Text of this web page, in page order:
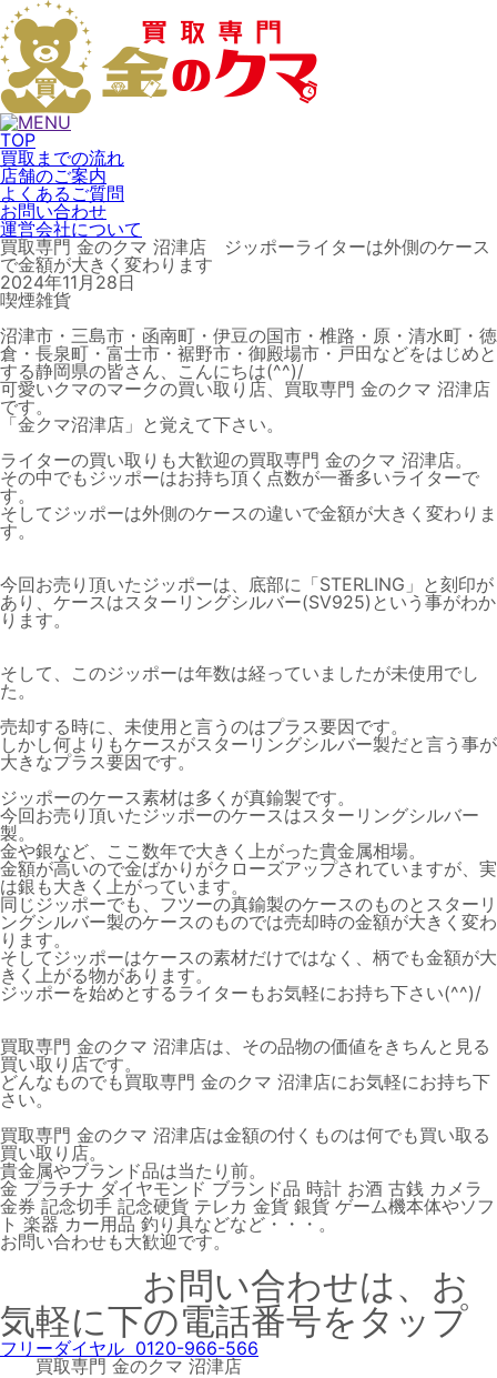
TOP
買取までの流れ
店舗のご案内
よくあるご質問
お問い合わせ
運営会社について
買取専門 金のクマ 沼津店 ジッポーライターは外側のケース
で金額が大きく変わります
2024年11月28日
喫煙雑貨
沼津市・三島市・函南町・伊豆の国市・椎路・原・清水町・徳
倉・長泉町・富士市・裾野市・御殿場市・戸田などをはじめと
する静岡県の皆さん、こんにちは(^^)/
可愛いクマのマークの買い取り店、買取専門 金のクマ 沼津店
です。
「金クマ沼津店」と覚えて下さい。
ライターの買い取りも大歓迎の買取専門 金のクマ 沼津店。
その中でもジッポーはお持ち頂く点数が一番多いライターで
す。
そしてジッポーは外側のケースの違いで金額が大きく変わりま
す。
今回お売り頂いたジッポーは、底部に「STERLING」と刻印が
あり、ケースはスターリングシルバー(SV925)という事がわか
ります。
そして、このジッポーは年数は経っていましたが未使用でし
た。
売却する時に、未使用と言うのはプラス要因です。
しかし何よりもケースがスターリングシルバー製だと言う事が
大きなプラス要因です。
ジッポーのケース素材は多くが真鍮製です。
今回お売り頂いたジッポーのケースはスターリングシルバー
製。
金や銀など、ここ数年で大きく上がった貴金属相場。
金額が高いので金ばかりがクローズアップされていますが、実
は銀も大きく上がっています。
同じジッポーでも、フツーの真鍮製のケースのものとスターリ
ングシルバー製のケースのものでは売却時の金額が大きく変わ
ります。
そしてジッポーはケースの素材だけではなく、柄でも金額が大
きく上がる物があります。
ジッポーを始めとするライターもお気軽にお持ち下さい(^^)/
買取専門 金のクマ 沼津店は、その品物の価値をきちんと見る
買い取り店です。
どんなものでも買取専門 金のクマ 沼津店にお気軽にお持ち下
さい。
買取専門 金のクマ 沼津店は金額の付くものは何でも買い取る
買い取り店。
貴金属やブランド品は当たり前。
金 プラチナ ダイヤモンド ブランド品 時計 お酒 古銭 カメラ
金券 記念切手 記念硬貨 テレカ 金貨 銀貨 ゲーム機本体やソフ
ト 楽器 カー用品 釣り具などなど・・・。
お問い合わせも大歓迎です。
お問い合わせは、お
気軽に下の電話番号をタップ
フリーダイヤル 0120-966-566
買取専門 金のクマ 沼津店